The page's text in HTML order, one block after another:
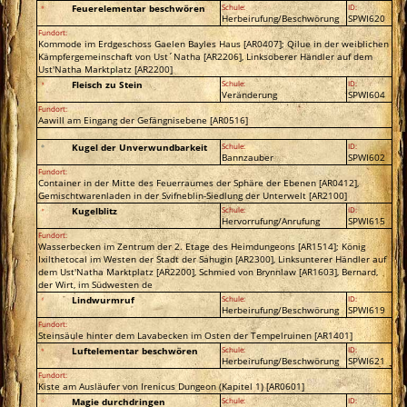
Feuerelementar beschwören
Schule:
Herbeirufung/Beschwörung
ID:
SPWI620
Fundort:
Kommode im Erdgeschoss Gaelen Bayles Haus [AR0407]; Qilue in der weiblichen
Kämpfergemeinschaft von Ust´Natha [AR2206], Linksoberer Händler auf dem
Ust'Natha Marktplatz [AR2200]
Fleisch zu Stein
Schule:
Veränderung
ID:
SPWI604
Fundort:
Aawill am Eingang der Gefängnisebene [AR0516]
Kugel der Unverwundbarkeit Schule:
Bannzauber
ID:
SPWI602
Fundort:
Container in der Mitte des Feuerraumes der Sphäre der Ebenen [AR0412],
Gemischtwarenladen in der Svifneblin-Siedlung der Unterwelt [AR2100]
Kugelblitz
Schule:
Hervorrufung/Anrufung
ID:
SPWI615
Fundort:
Wasserbecken im Zentrum der 2. Etage des Heimdungeons [AR1514]; König
Ixilthetocal im Westen der Stadt der Sahugin [AR2300], Linksunterer Händler auf
dem Ust'Natha Marktplatz [AR2200], Schmied von Brynnlaw [AR1603], Bernard,
der Wirt, im Südwesten de
Lindwurmruf
Schule:
Herbeirufung/Beschwörung
ID:
SPWI619
Fundort:
Steinsäule hinter dem Lavabecken im Osten der Tempelruinen [AR1401]
Luftelementar beschwören
Schule:
Herbeirufung/Beschwörung
ID:
SPWI621
Fundort:
Kiste am Ausläufer von Irenicus Dungeon (Kapitel 1) [AR0601]
Magie durchdringen
Schule: ID: